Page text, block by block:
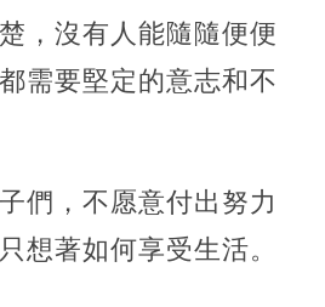
，沒有人能隨隨便便
需要堅定的意志和不
們，不愿意付出努力
想著如何享受生活。